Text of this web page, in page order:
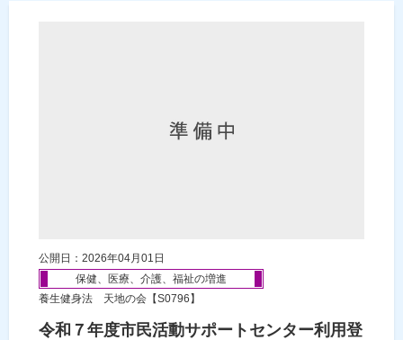
公開日：2026年04月01日
保健、医療、介護、福祉の増進
養生健身法 天地の会【S0796】
令和７年度市民活動サポートセンター利用登